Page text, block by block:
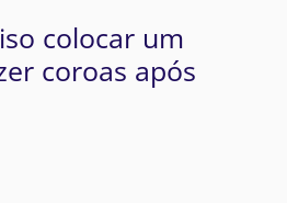
colocar um
coroas após